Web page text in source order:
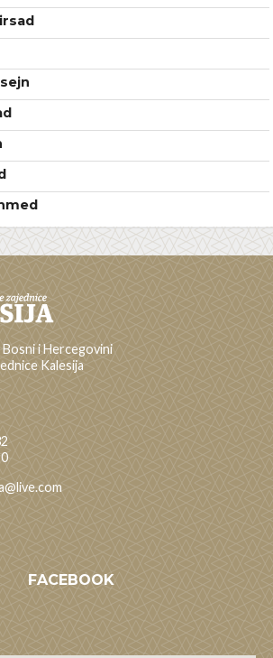
Bosni i Hercegovini
Kalesija
FACEBOOK